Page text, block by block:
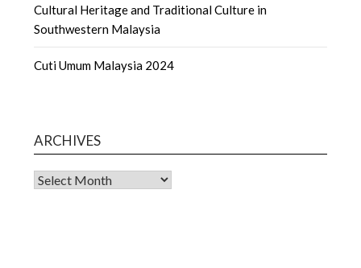
Cultural Heritage and Traditional Culture in
Southwestern Malaysia
Cuti Umum Malaysia 2024
ARCHIVES
Archives